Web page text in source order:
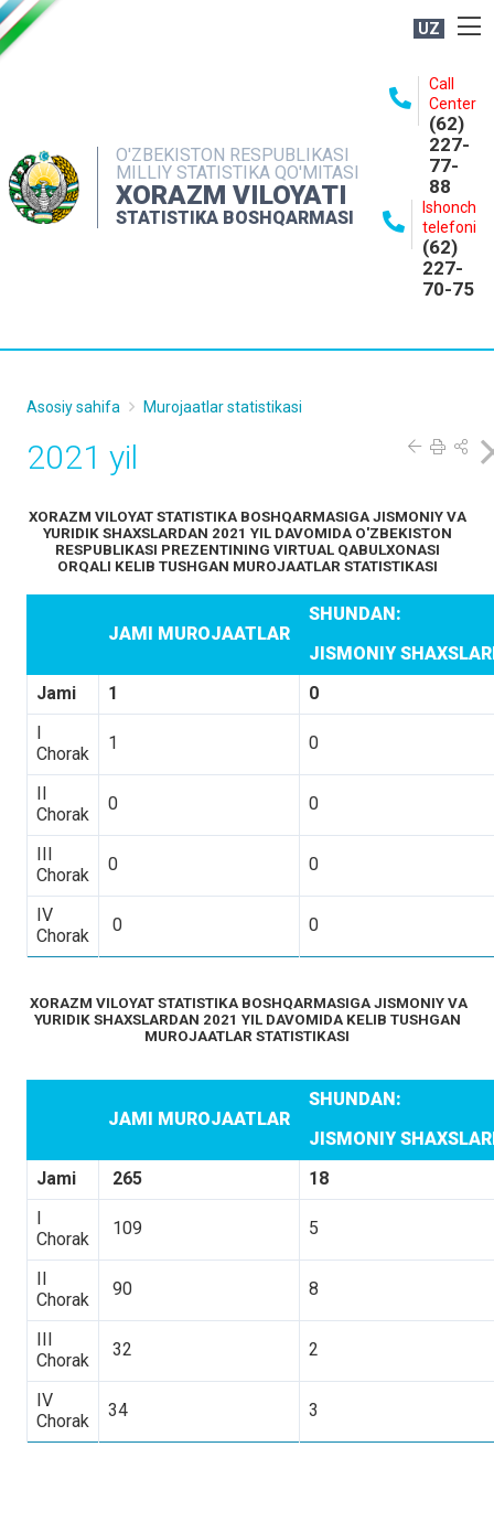
UZ
O'ZBEKISTON RESPUBLIKASI
MILLIY STATISTIKA QO'MITASI
XORAZM VILOYATI
STATISTIKA BOSHQARMASI
Call
Center
(62)
227-
77-
88
Ishonch
telefoni
(62)
227-
70-75
NASHRLAR
INTERAKTIV XIZMATLAR
MATBUOT XIZMATI
Asosiy sahifa Murojaatlar statistikasi
2021 yil
XORAZM VILOYAT STATISTIKA BOSHQARMASIGA JISMONIY VA
YURIDIK SHAXSLARDAN 2021 YIL DAVOMIDA O'ZBEKISTON
RESPUBLIKASI PREZENTINING VIRTUAL QABULXONASI
ORQALI KELIB TUSHGAN MUROJAATLAR STATISTIKASI
JAMI MUROJAATLAR
SHUNDAN:
JISMONIY
Jami
1
0
I
Chorak
1 0
II
Chorak
0 0
III
Chorak
0 0
IV
Chorak
0 0
XORAZM VILOYAT STATISTIKA BOSHQARMASIGA JISMONIY VA
YURIDIK SHAXSLARDAN 2021 YIL DAVOMIDA KELIB TUSHGAN
MUROJAATLAR STATISTIKASI
JAMI MUROJAATLAR
SHUNDAN:
JISMONIY
Jami
265
18
I
Chorak
109 5
II
Chorak
90 8
III
Chorak
32 2
IV
Chorak
34 3